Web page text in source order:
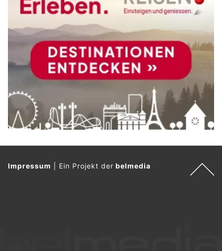
Impressum Ein Projekt derbelmedia